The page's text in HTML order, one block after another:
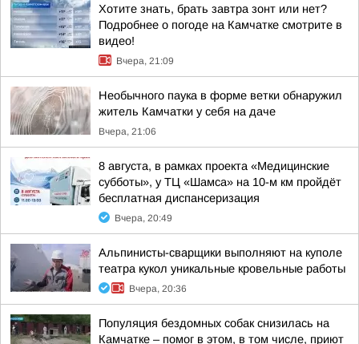
Хотите знать, брать завтра зонт или нет?
Подробнее о погоде на Камчатке смотрите в
видео!
Вчера, 21:09
Необычного паука в форме ветки обнаружил
житель Камчатки у себя на даче
Вчера, 21:06
8 августа, в рамках проекта «Медицинские
субботы», у ТЦ «Шамса» на 10-м км пройдёт
бесплатная диспансеризация
Вчера, 20:49
Альпинисты-сварщики выполняют на куполе
театра кукол уникальные кровельные работы
Вчера, 20:36
Популяция бездомных собак снизилась на
Камчатке – помог в этом, в том числе, приют